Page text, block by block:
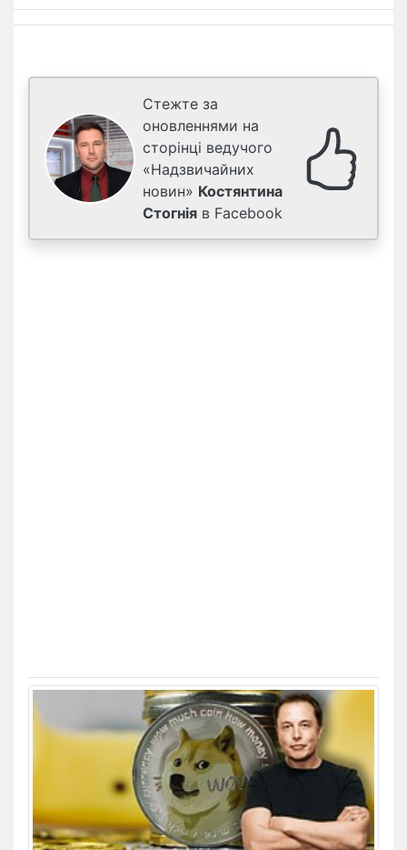
Стежте за
оновленнями на
сторінці ведучого
«Надзвичайних
новин» Костянтина
Стогнія в Facebook